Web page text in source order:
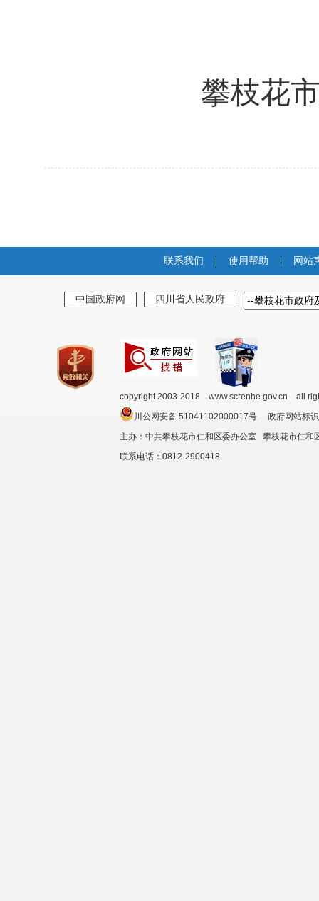
攀枝花
联系我们 使用帮助 网站
中国政府网 四川省人民政府
copyright 2003-2018 www.screnhe.gov.cn all
川公网安备 51041102000017号 政府网站
主办：中共攀枝花市仁和区委办公室 攀枝花市仁
联系电话：0812-2900418